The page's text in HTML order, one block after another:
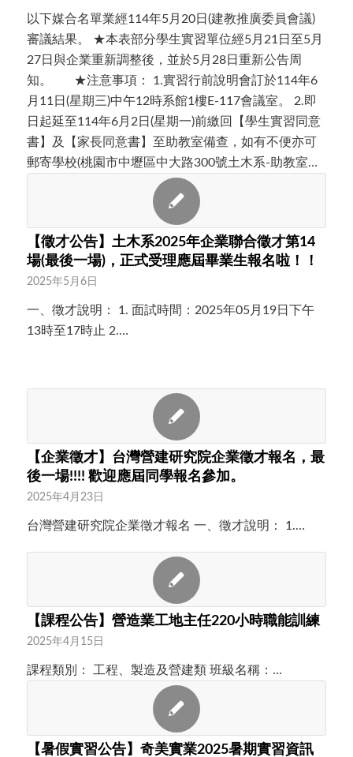
以下媒合名單業經114年5月20日(建教推廣委員會議)
審議結果。 ★本表部分學生實習單位經5月21日至5月
27日與企業重新調整後，並於5月28日重新公告周
知。 ★注意事項： 1.實習行前說明會訂於114年6
月11日(星期三)中午12時系館1樓E-117會議室。 2.即
日起延至114年6月2日(星期一)前繳回【學生實習同意
書】及【家長同意書】至助教室備查，如有不便亦可
郵寄學校(桃園市中壢區中大路300號土木系-助教室…
【徵才公告】土木系2025年企業聯合徵才第14
場(最後一場)，正式受理應屆畢業生報名啦！！
2025年5月6日
一、徵才說明： 1. 面試時間：2025年05月19日下午
13時至17時止 2.…
【企業徵才】台灣營建研究院企業徵才報名，最
後一場!!!! 歡迎應屆同學報名參加。
2025年4月23日
台灣營建研究院企業徵才報名 一、徵才說明： 1.…
【課程公告】營造業工地主任220小時職能訓練
2025年4月15日
課程類別： 工程、製造及營建類 班級名稱：…
【暑假實習公告】奇美實業2025暑期實習資訊